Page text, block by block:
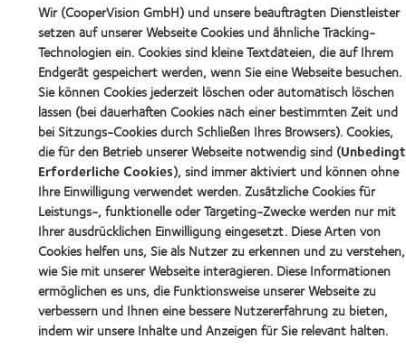
© 2026CooperVision|Teil vonCooperCompanies
Wir (CooperVision GmbH) und unsere beauftragten Dienstleister
setzen auf unserer Webseite Cookies und ähnliche Tracking-
Technologien ein. Cookies sind kleine Textdateien, die auf Ihrem
Endgerät gespeichert werden, wenn Sie eine Webseite besuchen.
Sie können Cookies jederzeit löschen oder automatisch löschen
lassen (bei dauerhaften Cookies nach einer bestimmten Zeit und
bei Sitzungs-Cookies durch Schließen Ihres Browsers). Cookies,
die für den Betrieb unserer Webseite notwendig sind (Unbedingt
Erforderliche Cookies), sind immer aktiviert und können ohne
Ihre Einwilligung verwendet werden. Zusätzliche Cookies für
Leistungs-, funktionelle oder Targeting-Zwecke werden nur mit
Ihrer ausdrücklichen Einwilligung eingesetzt. Diese Arten von
Cookies helfen uns, Sie als Nutzer zu erkennen und zu verstehen,
wie Sie mit unserer Webseite interagieren. Diese Informationen
ermöglichen es uns, die Funktionsweise unserer Webseite zu
verbessern und Ihnen eine bessere Nutzererfahrung zu bieten,
indem wir unsere Inhalte und Anzeigen für Sie relevant halten.